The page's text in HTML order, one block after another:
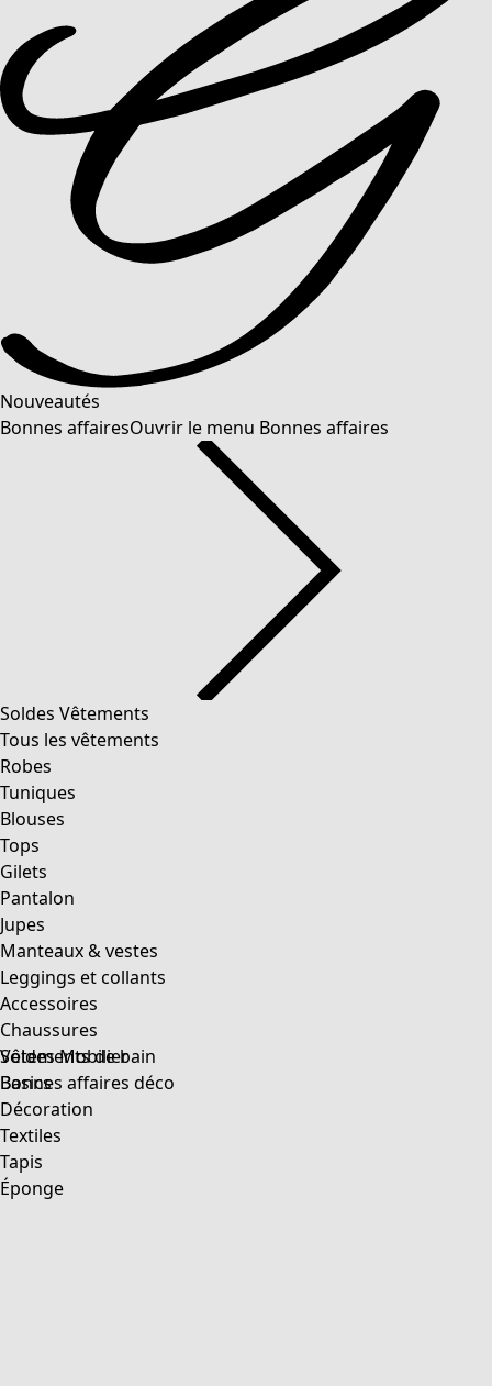
Nouveautés
Bonnes affairesOuvrir le menu Bonnes affaires
Soldes Vêtements
Tous les vêtements
Robes
Tuniques
Blouses
Tops
Gilets
Pantalon
Jupes
Manteaux & vestes
Leggings et collants
Accessoires
Chaussures
Vêtements de bain
Basics
Soldes Mobilier
Bonnes affaires déco
Décoration
Textiles
Tapis
Éponge